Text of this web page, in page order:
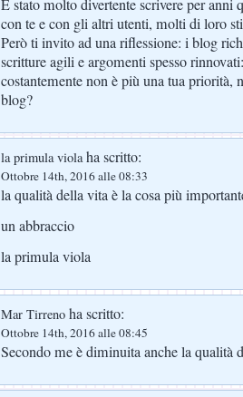
È stato molto divertente scrivere per anni
con te e con gli altri utenti, molti di loro
Però ti invito ad una riflessione: i blog
scritture agili e argomenti spesso
costantemente non è più una tua
blog?
la primula violaha scritto:
Ottobre 14th, 2016 alle 08:33
la qualità della vita è la cosa più
un abbraccio
la primula viola
Mar Tirreno ha scritto:
Ottobre 14th, 2016 alle 08:45
Secondo me è diminuita anche la qualità